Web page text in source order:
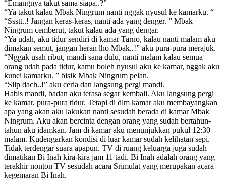
“Emangnya takut sama siapa..?”
“Ya takut kalau Mbak Ningrum nanti nggak nyusul ke kamarku. “
“Ssstt..! Jangan keras-keras, nanti ada yang denger. ” Mbak
Ningrum cemberut, takut kalau ada yang dengar.
“Ya udah, aku tidur sendiri di kamar Tarno, kalau nanti malam aku
dimakan semut, jangan heran lho Mbak..!” aku pura-pura merajuk.
“Nggak usah ribut, mandi sana dulu, nanti malam kalau semua
orang udah pada tidur, kamu boleh nyusul aku ke kamar, nggak aku
kunci kamarku. ” bisik Mbak Ningrum pelan.
“Siip dach..!” aku ceria dan langsung pergi mandi.
Habis mandi, badan aku terasa segar kembali. Aku langsung pergi
ke kamar, pura-pura tidur. Tetapi di dlm kamar aku membayangkan
apa yang akan aku lakukan nanti sesudah berada di kamar Mbak
Ningrum. Aku akan bercinta dengan orang yang sudah bertahun-
tahun aku idamkan. Jam di kamar aku menunjukkan pukul 12:30
malam. Kudengarkan kondisi di luar kamar sudah kelihatan sepi.
Tidak terdengar suara apapun. TV di ruang keluarga juga sudah
dimatikan Bi Inah kira-kira jam 11 tadi. Bi Inah adalah orang yang
terakhir nonton TV sesudah acara Srimulat yang merupakan acara
kegemaran Bi Inah.